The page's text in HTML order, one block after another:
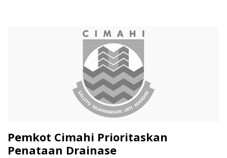
Pemkot Cimahi Prioritaskan
Penataan Drainase